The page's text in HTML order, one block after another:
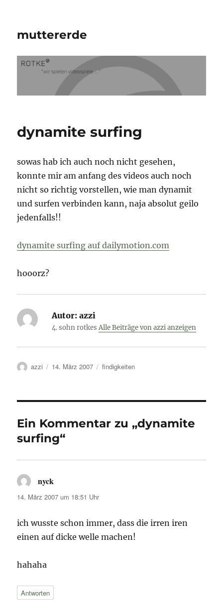
muttererde
dynamite surfing
sowas hab ich auch noch nicht gesehen,
konnte mir am anfang des videos auch noch
nicht so richtig vorstellen, wie man dynamit
und surfen verbinden kann, naja absolut geilo
jedenfalls!!
dynamite surfing auf dailymotion.com
hooorz?
Autor: azzi
4. sohn rotkesAlle Beiträge von azzi anzeigen
Autor
azzi
Veröffentlicht
14. März 2007 Kategorien
findigkeiten
Ein Kommentar zu „dynamite
surfing“
nyck
14. März 2007 um 18:51 Uhr
ich wusste schon immer, dass die irren iren
einen auf dicke welle machen!
hahaha
Antworten